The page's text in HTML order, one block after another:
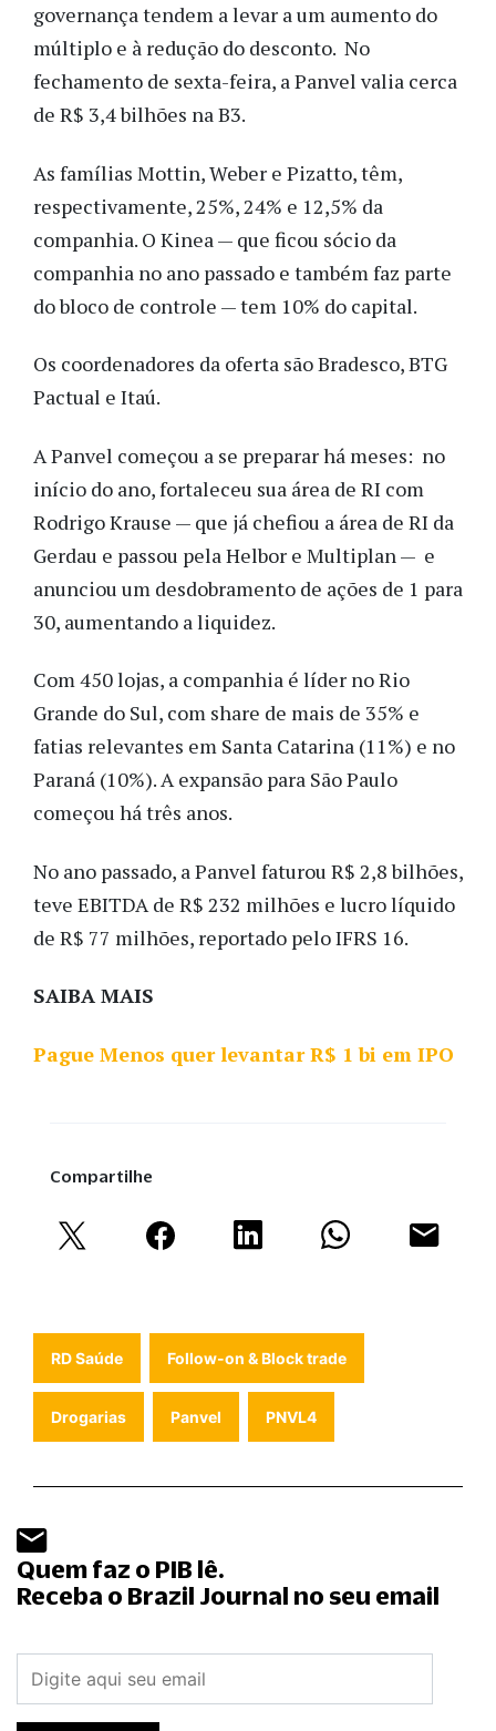
governança tendem a levar a um aumento do
múltiplo e à redução do desconto. No
fechamento de sexta-feira, a Panvel valia cerca
de R$ 3,4 bilhões na B3.
As famílias Mottin, Weber e Pizatto, têm,
respectivamente, 25%, 24% e 12,5% da
companhia. O Kinea — que ficou sócio da
companhia no ano passado e também faz parte
do bloco de controle — tem 10% do capital.
Os coordenadores da oferta são Bradesco, BTG
Pactual e Itaú.
A Panvel começou a se preparar há meses: no
início do ano, fortaleceu sua área de RI com
Rodrigo Krause — que já chefiou a área de RI da
Gerdau e passou pela Helbor e Multiplan — e
anunciou um desdobramento de ações de 1 para
30, aumentando a liquidez.
Com 450 lojas, a companhia é líder no Rio
Grande do Sul, com share de mais de 35% e
fatias relevantes em Santa Catarina (11%) e no
Paraná (10%). A expansão para São Paulo
começou há três anos.
No ano passado, a Panvel faturou R$ 2,8 bilhões,
teve EBITDA de R$ 232 milhões e lucro líquido
de R$ 77 milhões, reportado pelo IFRS 16.
SAIBA MAIS
Pague Menos quer levantar R$ 1 bi em IPO
Compartilhe
RD Saúde Follow-on & Block trade
Drogarias Panvel PNVL4
Quem faz o PIB lê.
Receba o Brazil Journal no seu email